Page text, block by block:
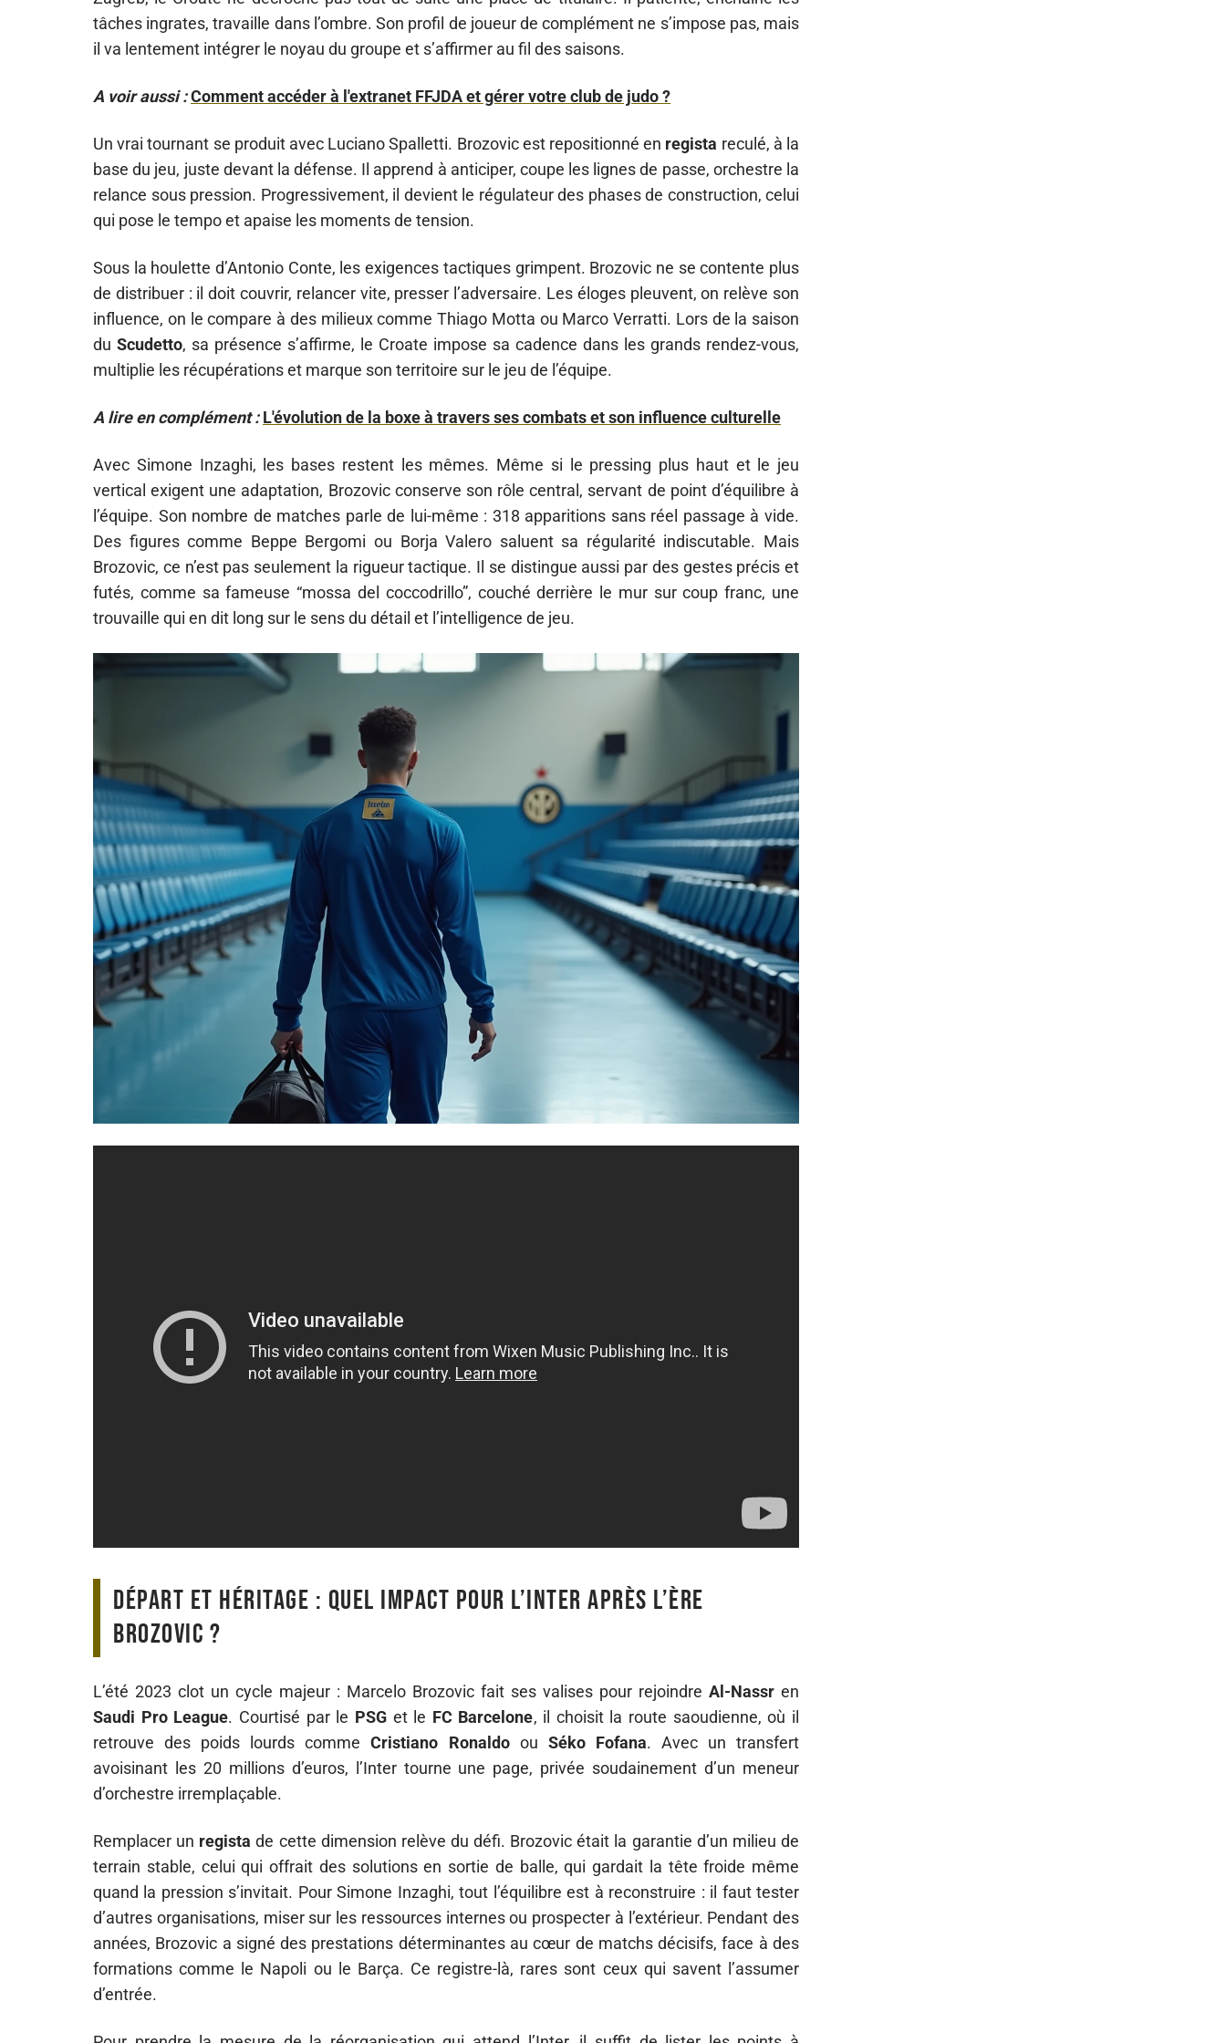
tâches ingrates, travaille dans l’ombre. Son profil de joueur de complément ne s’impose pas, mais
il va lentement intégrer le noyau du groupe et s’affirmer au fil des saisons.
A voir aussi :Comment accéder à l'extranet FFJDA et gérer votre club de judo ?
Un vrai tournant se produit avec Luciano Spalletti. Brozovic est repositionné en regista reculé, à la
base du jeu, juste devant la défense. Il apprend à anticiper, coupe les lignes de passe, orchestre la
relance sous pression. Progressivement, il devient le régulateur des phases de construction, celui
qui pose le tempo et apaise les moments de tension.
Sous la houlette d’Antonio Conte, les exigences tactiques grimpent. Brozovic ne se contente plus
de distribuer : il doit couvrir, relancer vite, presser l’adversaire. Les éloges pleuvent, on relève son
influence, on le compare à des milieux comme Thiago Motta ou Marco Verratti. Lors de la saison
du Scudetto, sa présence s’affirme, le Croate impose sa cadence dans les grands rendez-vous,
multiplie les récupérations et marque son territoire sur le jeu de l’équipe.
A lire en complément : L'évolution de la boxe à travers ses combats et son influence culturelle
Avec Simone Inzaghi, les bases restent les mêmes. Même si le pressing plus haut et le jeu
vertical exigent une adaptation, Brozovic conserve son rôle central, servant de point d’équilibre à
l’équipe. Son nombre de matches parle de lui-même : 318 apparitions sans réel passage à vide.
Des figures comme Beppe Bergomi ou Borja Valero saluent sa régularité indiscutable. Mais
Brozovic, ce n’est pas seulement la rigueur tactique. Il se distingue aussi par des gestes précis et
futés, comme sa fameuse “mossa del coccodrillo”, couché derrière le mur sur coup franc, une
trouvaille qui en dit long sur le sens du détail et l’intelligence de jeu.
Départ et héritage : quel impact pour l’Inter après l’ère
Brozovic ?
L’été 2023 clot un cycle majeur : Marcelo Brozovic fait ses valises pour rejoindre Al-Nassr en
Saudi Pro League. Courtisé par le PSGet le FC Barcelone, il choisit la route saoudienne, où il
retrouve des poids lourds commeCristiano Ronaldoou Séko Fofana. Avec un transfert
avoisinant les 20 millions d’euros, l’Inter tourne une page, privée soudainement d’un meneur
d’orchestre irremplaçable.
Remplacer un regista de cette dimension relève du défi. Brozovic était la garantie d’un milieu de
terrain stable, celui qui offrait des solutions en sortie de balle, qui gardait la tête froide même
quand la pression s’invitait. Pour Simone Inzaghi, tout l’équilibre est à reconstruire : il faut tester
d’autres organisations, miser sur les ressources internes ou prospecter à l’extérieur. Pendant des
années, Brozovic a signé des prestations déterminantes au cœur de matchs décisifs, face à des
formations comme le Napoli ou le Barça. Ce registre-là, rares sont ceux qui savent l’assumer
d’entrée.